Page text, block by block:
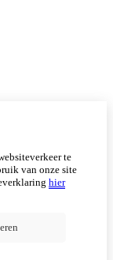
te
van onze site
hier